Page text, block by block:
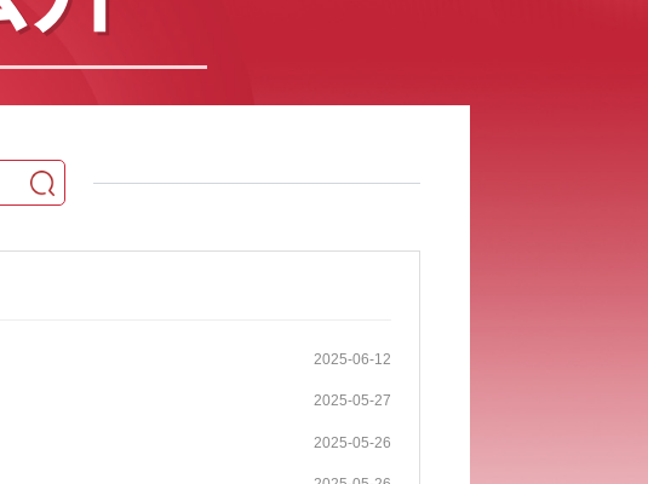
2025-06-12
2025-05-27
2025-05-26